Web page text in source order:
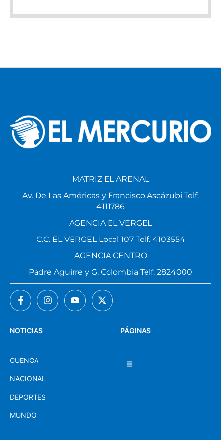
PÁGINAS
NOTICIAS
CUENCA
NACIONAL
DEPORTES
MUNDO
MATRIZ EL ARENAL
Av. De Las Américas y Francisco Ascázubi Telf.
4111786
AGENCIA EL VERGEL
C.C. EL VERGEL Local 107 Telf. 4103554
AGENCIA CENTRO
Padre Aguirre y G. Colombia Telf. 2824000